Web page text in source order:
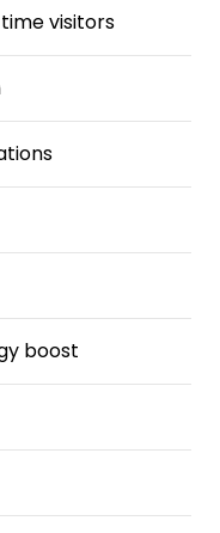
visitors
boost